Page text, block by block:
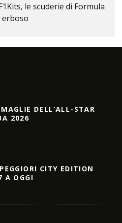
le scuderie di Formula
erboso
DELL’ALL-STAR
2026
CITY EDITION
A OGGI